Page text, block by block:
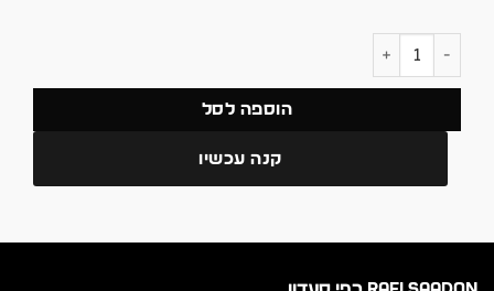
כמות של לוח אלומניום מצופה אנודייז - צבע אדום גודל 65/100
הוספה לסל
קנה עכשיו